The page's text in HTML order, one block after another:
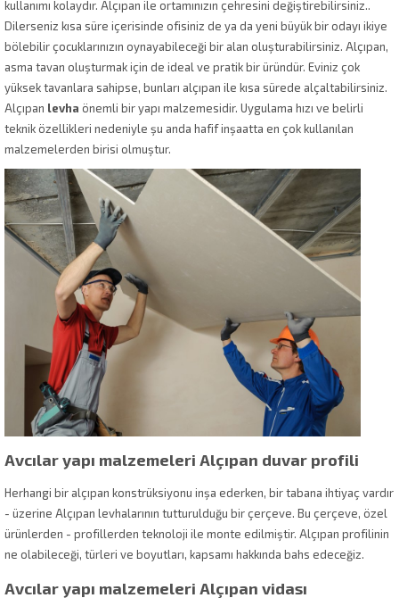
kullanımı kolaydır. Alçıpan ile ortamınızın çehresini değiştirebilirsiniz..
Dilerseniz kısa süre içerisinde ofisiniz de ya da yeni büyük bir odayı ikiye
bölebilir çocuklarınızın oynayabileceği bir alan oluşturabilirsiniz. Alçıpan,
asma tavan oluşturmak için de ideal ve pratik bir üründür. Eviniz çok
yüksek tavanlara sahipse, bunları alçıpan ile kısa sürede alçaltabilirsiniz.
Alçıpan levha önemli bir yapı malzemesidir. Uygulama hızı ve belirli
teknik özellikleri nedeniyle şu anda hafif inşaatta en çok kullanılan
malzemelerden birisi olmuştur.
Avcılar yapı malzemeleri Alçıpan duvar profili
Herhangi bir alçıpan konstrüksiyonu inşa ederken, bir tabana ihtiyaç vardır
- üzerine Alçıpan levhalarının tutturulduğu bir çerçeve. Bu çerçeve, özel
ürünlerden - profillerden teknoloji ile monte edilmiştir. Alçıpan profilinin
ne olabileceği, türleri ve boyutları, kapsamı hakkında bahs edeceğiz.
Avcılar yapı malzemeleri Alçıpan vidası